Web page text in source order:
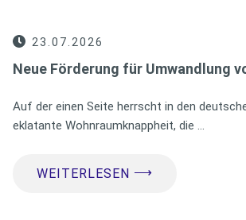
23.07.2026
Neue Förderung für Umwandlung
Auf der einen Seite herrscht in den
eklatante Wohnraumknappheit, die …
WEITERLESEN ⟶